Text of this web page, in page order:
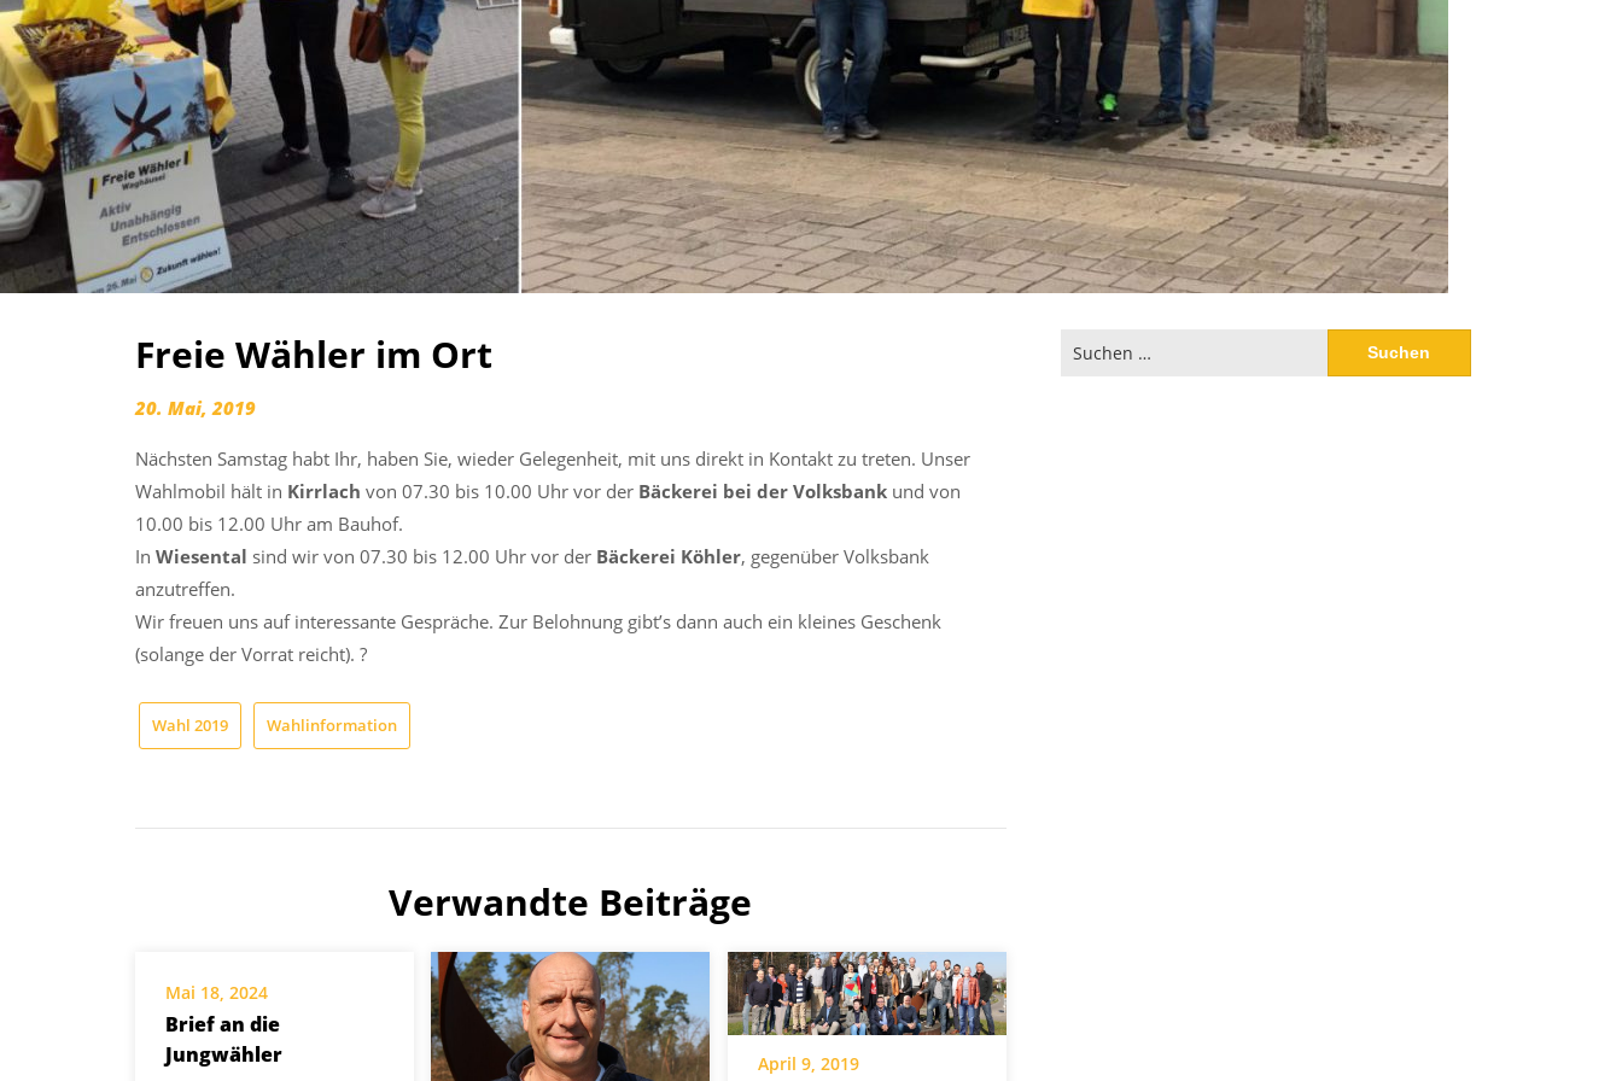
Freie Wähler im Ort
20. Mai, 2019
Nächsten Samstag habt Ihr, haben Sie, wieder Gelegenheit, mit uns direkt in Kontakt zu treten. Unser
Wahlmobil hält in Kirrlach von 07.30 bis 10.00 Uhr vor der Bäckerei bei der Volksbank und von
10.00 bis 12.00 Uhr am Bauhof.
In Wiesental sind wir von 07.30 bis 12.00 Uhr vor der Bäckerei Köhler, gegenüber Volksbank
anzutreffen.
Wir freuen uns auf interessante Gespräche. Zur Belohnung gibt’s dann auch ein kleines Geschenk
(solange der Vorrat reicht). ?
Wahl 2019 Wahlinformation
Verwandte Beiträge
Mai 18, 2024
Brief an die
Jungwähler
April 9, 2019